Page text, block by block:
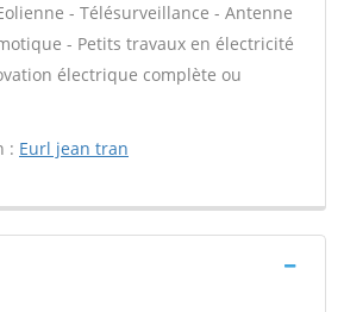
- Télésurveillance - Antenne
- Petits travaux en électricité
électrique complète ou
: Eurl jean tran